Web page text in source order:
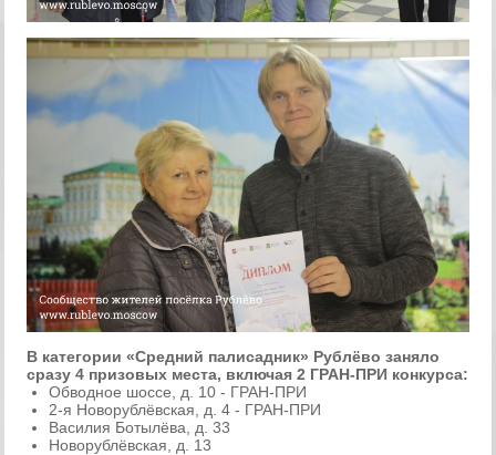
В категории «Средний палисадник» Рублёво заняло
сразу 4 призовых места, включая 2 ГРАН-ПРИ конкурса:
Обводное шоссе, д. 10 - ГРАН-ПРИ
2-я Новорублёвская, д. 4 - ГРАН-ПРИ
Василия Ботылёва, д. 33
Новорублёвская, д. 13